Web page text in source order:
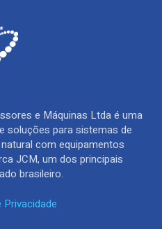
e Máquinas Ltda é uma
soluções para sistemas de
com equipamentos
JCM, um dos principais
brasileiro.